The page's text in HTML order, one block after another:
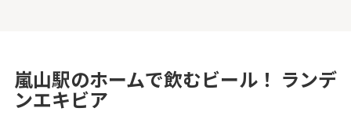
嵐山駅のホームで飲むビール！ ランデ
ンエキビア